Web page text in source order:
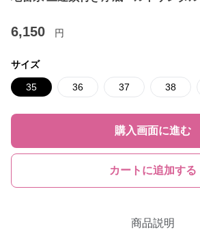
6,150 円
サイズ
35 36 37 38
購入画面に進む
カートに追加する
商品説明